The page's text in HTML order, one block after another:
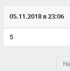
05.11.2018 в 23:06
5